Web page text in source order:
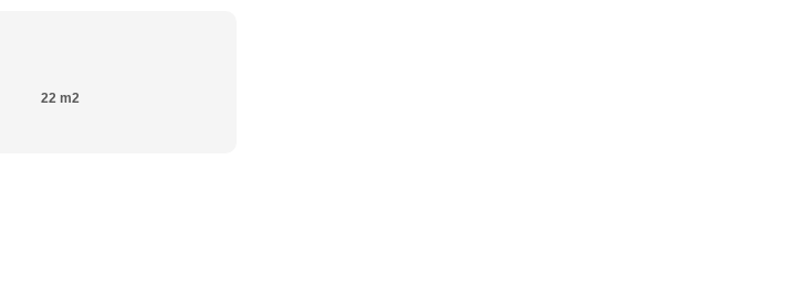
22 m2